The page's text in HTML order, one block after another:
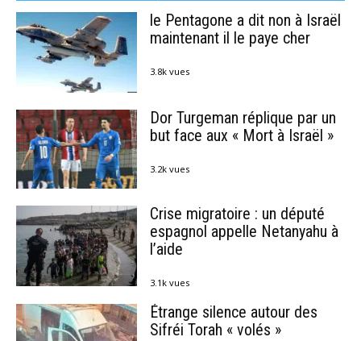
le Pentagone a dit non à Israël
maintenant il le paye cher
3.8k vues
Dor Turgeman réplique par un
but face aux « Mort à Israël »
3.2k vues
Crise migratoire : un député
espagnol appelle Netanyahu à
l’aide
3.1k vues
Étrange silence autour des
Sifréi Torah « volés »